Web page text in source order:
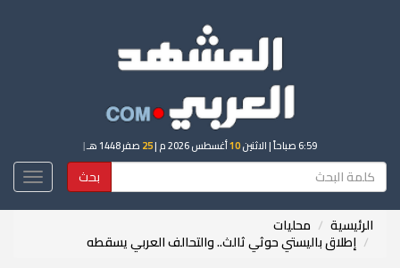
6:59 صباحاً | الاثنين10أغسطس 2026 م | 25 صفر 1448 هـ |
بحث
الرئيسية محليات
إطلاق باليستي حوثي ثالث.. والتحالف العربي يسقطه